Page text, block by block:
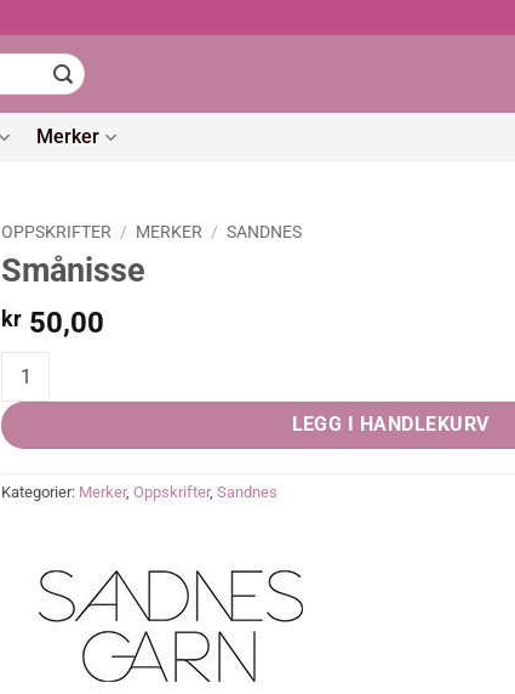
Merker
OPPSKRIFTER / MERKER / SANDNES
Smånisse
kr 50,00
Smånisse quantity
LEGG I HANDLEKURV
Kategorier: Merker, Oppskrifter, Sandnes